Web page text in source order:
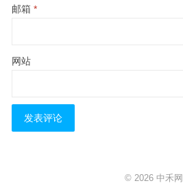
邮箱 *
网站
© 2026 中禾网